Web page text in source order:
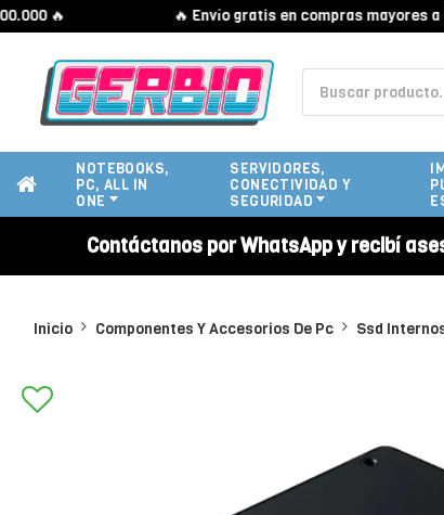
🔥 🔥 Envío gratis en compras mayores a
NOTEBOOKS,
PC, ALL IN
ONE
SERVIDORES,
CONECTIVIDAD Y
SEGURIDAD
Contáctanos por WhatsApp y recibí
Inicio Componentes Y Accesorios De Pc Ssd